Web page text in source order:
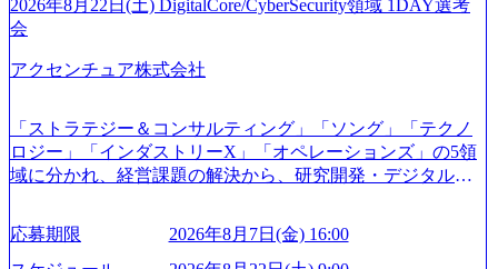
「経営戦略」等のコンサルティング支援を行います。クラ
イアントは各業界上位5社をターゲットとし、特にCXOクラ
スから「新規事業戦略」「既存事業のトランスフォーメー
略」案件をメインとしたコンサルティングを行います ＜プ
ロジェクト一部抜粋＞ ・海外事業(新規・既存)事業のビジ
ネスモデル検討支援 ・金融領域におけるAIを活用した事業
ィ領域における地域活性アプリ企画支援及び実行支援 ・ロ
ご応募者様については、1dayではなく通常選考でのご案内
とさせていただきます ● 面接(1次・最終を一度の面接で実
てご連絡させていただきます。 ● 一日で最終面接まで完了
日面接や面談のお時間をいただく場合がございます ● 面
接、条件面談それぞれ最大1時間を想定しております ・実施
前日までに日程およびURLを共有させていただきます ・面
接および条件面談ともに、どの時間開始となってもご対応
と幸いです ※1day選考会のご参加希望の方は、事前にGAB
試験を受検いただきます(受験期限は1day選考会実施日の3日
2026年8月22日(土) DigitalCore/CyberSecurity領域 1DAY選考
会
アクセンチュア株式会社
「ストラテジー＆コンサルティング」「ソング」「テクノ
ロジー」「インダストリーX」「オペレーションズ」の5領
域に分かれ、経営課題の解決から、研究開発・デジタル・
グ領域からその実行的側面であるITサービスの提供まで一
貫して支援する総合系・IT系ファームである あらゆる産業
応募期限
2026年8月7日(金) 16:00